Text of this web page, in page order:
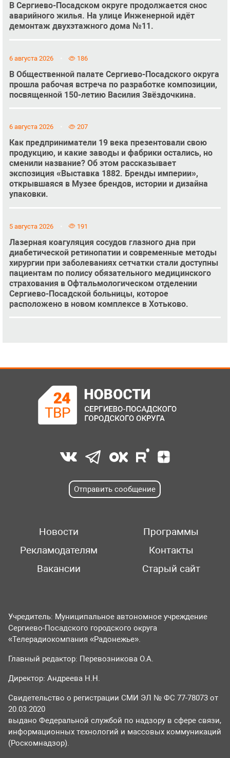
В Сергиево-Посадском округе продолжается снос
аварийного жилья. На улице Инженерной идёт
демонтаж двухэтажного дома №11.
6 августа 2026 186
В Общественной палате Сергиево-Посадского округа
прошла рабочая встреча по разработке композиции,
посвященной 150-летию Василия Звёздочкина.
6 августа 2026 207
Как предприниматели 19 века презентовали свою
продукцию, и какие заводы и фабрики остались, но
сменили название? Об этом рассказывает
экспозиция «Выставка 1882. Бренды империи»,
открывшаяся в Музее брендов, истории и дизайна
упаковки.
5 августа 2026 191
Лазерная коагуляция сосудов глазного дна при
диабетической ретинопатии и современные методы
хирургии при заболеваниях сетчатки стали доступны
пациентам по полису обязательного медицинского
страхования в Офтальмологическом отделении
Сергиево-Посадской больницы, которое
расположено в новом комплексе в Хотьково.
Отправить сообщение
Новости
Программы
Рекламодателям
Контакты
Вакансии
Старый сайт
Учредитель: Муниципальное автономное учреждение
Сергиево-Посадского городского округа
«Телерадиокомпания «Радонежье».
Главный редактор: Перевозникова О.А.
Директор: Андреева Н.Н.
Свидетельство о регистрации СМИ ЭЛ № ФС 77-78073 от
20.03.2020
выдано Федеральной службой по надзору в сфере связи,
информационных технологий и массовых коммуникаций
(Роскомнадзор).